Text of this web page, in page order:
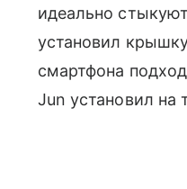
идеально
установил
смартфона
Jun установил на